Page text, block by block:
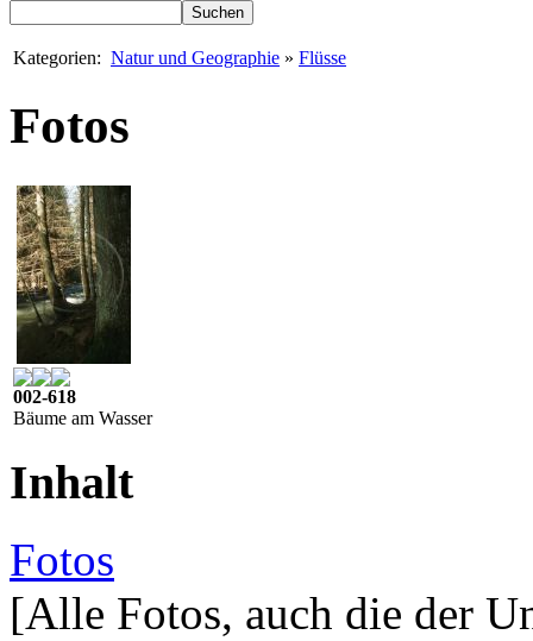
Kategorien: Natur und Geographie » Flüsse
Fotos
002-618
Bäume am Wasser
Inhalt
Fotos
[Alle Fotos, auch die der